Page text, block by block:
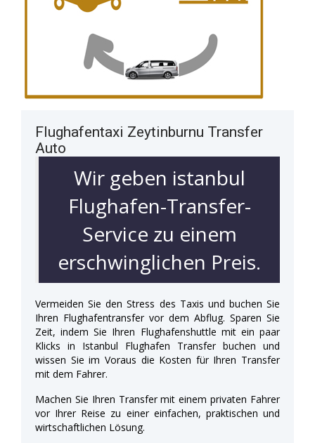
Flughafentaxi Zeytinburnu Transfer
Auto
Wir geben istanbul
Flughafen-Transfer-
Service zu einem
erschwinglichen Preis.
Vermeiden Sie den Stress des Taxis und buchen Sie
Ihren Flughafentransfer vor dem Abflug. Sparen Sie
Zeit, indem Sie Ihren Flughafenshuttle mit ein paar
Klicks in Istanbul Flughafen Transfer buchen und
wissen Sie im Voraus die Kosten für Ihren Transfer
mit dem Fahrer.
Machen Sie Ihren Transfer mit einem privaten Fahrer
vor Ihrer Reise zu einer einfachen, praktischen und
wirtschaftlichen Lösung.